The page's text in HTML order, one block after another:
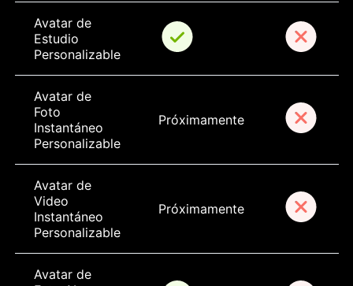
Avatar de
Estudio
Personalizable
Avatar de
Foto
Instantáneo
Personalizable
Próximamente
Avatar de
Video
Instantáneo
Personalizable
Próximamente
Avatar de